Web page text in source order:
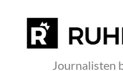
Journalisten